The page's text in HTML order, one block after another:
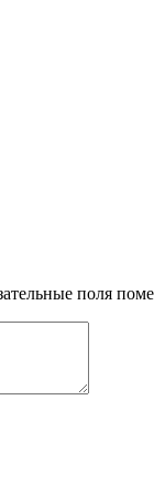
поля